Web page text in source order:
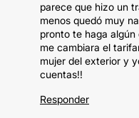
parece que hizo un
menos quedó muy
pronto te haga
me cambiara el
mujer del exterior y
cuentas!!
Responder